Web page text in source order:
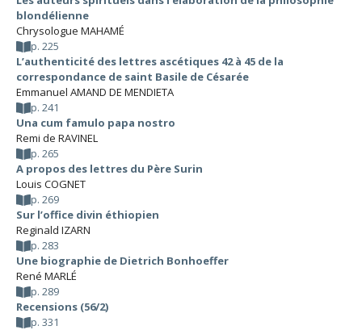
blondélienne
Chrysologue MAHAMÉ
p. 225
L’authenticité des lettres ascétiques 42 à 45 de la
correspondance de saint Basile de Césarée
Emmanuel AMAND DE MENDIETA
p. 241
Una cum famulo papa nostro
Remi de RAVINEL
p. 265
A propos des lettres du Père Surin
Louis COGNET
p. 269
Sur l’office divin éthiopien
Reginald IZARN
p. 283
Une biographie de Dietrich Bonhoeffer
René MARLÉ
p. 289
Recensions (56/2)
p. 331